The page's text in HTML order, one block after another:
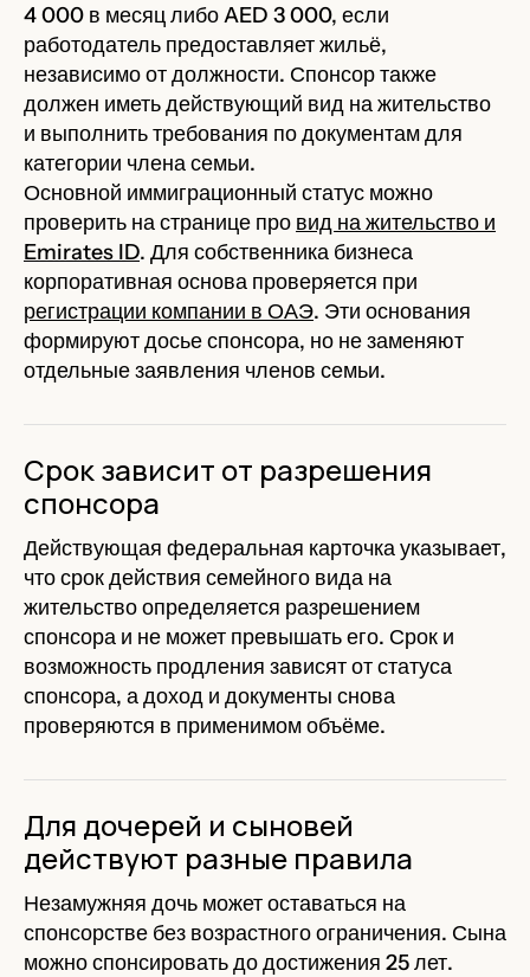
4 000 в месяц либо AED 3 000, если
работодатель предоставляет жильё,
независимо от должности. Спонсор также
должен иметь действующий вид на жительство
и выполнить требования по документам для
категории члена семьи.
Основной иммиграционный статус можно
проверить на странице про вид на жительство и
Emirates ID. Для собственника бизнеса
корпоративная основа проверяется при
регистрации компании в ОАЭ. Эти основания
формируют досье спонсора, но не заменяют
отдельные заявления членов семьи.
Срок зависит от разрешения
спонсора
Действующая федеральная карточка указывает,
что срок действия семейного вида на
жительство определяется разрешением
спонсора и не может превышать его. Срок и
возможность продления зависят от статуса
спонсора, а доход и документы снова
проверяются в применимом объёме.
Для дочерей и сыновей
действуют разные правила
Незамужняя дочь может оставаться на
спонсорстве без возрастного ограничения. Сына
можно спонсировать до достижения 25 лет.